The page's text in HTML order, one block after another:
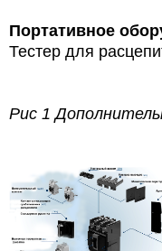
Портативное
Тестер для
Рис 1